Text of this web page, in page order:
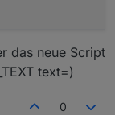
das neue Script
text=)
0